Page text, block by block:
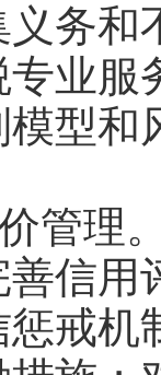
务和
业服
型和
管理
信用
戒机